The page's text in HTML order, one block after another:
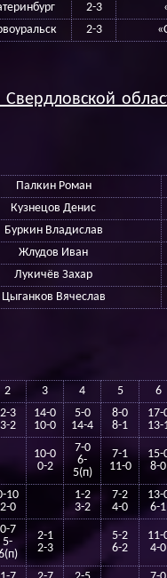
2-3
2-3
Палкин Роман
Кузнецов Денис
Буркин Владислав
Жлудов Иван
Лукичёв Захар
Цыганков Вячеслав
2 3 4 5 6
2-3
3-2
14-0
10-0
5-0
14-4
8-0
8-1
17-
13-
10-0
0-2
7-0
6-
5(п)
7-1
11-0
15-
8-0
10
2-0
1-2
3-2
7-2
4-0
13-
6-1
0-7
5-
2-1
2-3
5-2
6-2
11-
4-0